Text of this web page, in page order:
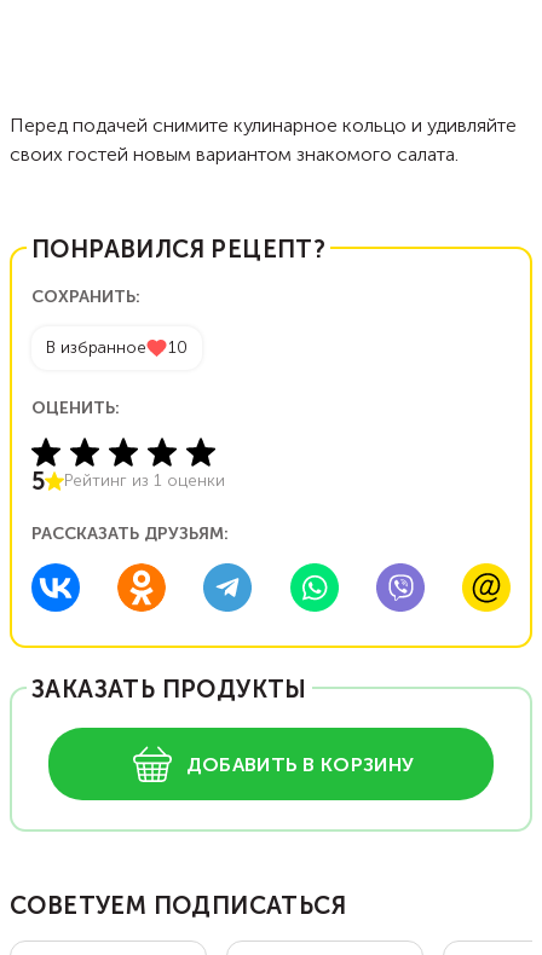
Перед подачей снимите кулинарное кольцо и удивляйте
своих гостей новым вариантом знакомого салата.
ПОНРАВИЛСЯ РЕЦЕПТ?
СОХРАНИТЬ:
В избранное 10
ОЦЕНИТЬ:
5 Рейтинг из 1 оценки
РАССКАЗАТЬ ДРУЗЬЯМ:
ЗАКАЗАТЬ ПРОДУКТЫ
ДОБАВИТЬ В КОРЗИНУ
СОВЕТУЕМ ПОДПИСАТЬСЯ